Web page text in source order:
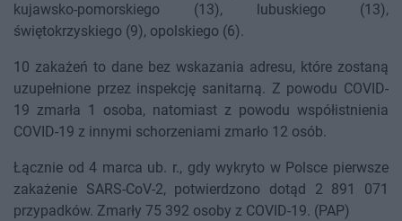
kujawsko-pomorskiego (13), lubuskiego (13),
świętokrzyskiego (9), opolskiego (6).
10 zakażeń to dane bez wskazania adresu, które zostaną
uzupełnione przez inspekcję sanitarną. Z powodu COVID-
19 zmarła 1 osoba, natomiast z powodu współistnienia
COVID-19 z innymi schorzeniami zmarło 12 osób.
Łącznie od 4 marca ub. r., gdy wykryto w Polsce pierwsze
zakażenie SARS-CoV-2, potwierdzono dotąd 2 891 071
przypadków. Zmarły 75 392 osoby z COVID-19. (PAP)